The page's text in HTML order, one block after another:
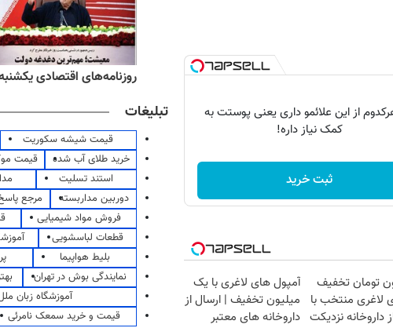
از این علائمو داری یعنی پوستت به
کمک نیاز داره!
ثبت خرید
تومان تخفیف
لاغری منتخب با
داروخانه نزدیکت
آمپول های لاغری با یک
میلیون تخفیف | ارسال از
داروخانه های معتبر
روزنامه‌های ورزشی یکشنبه ۱۸ مرداد ۱۴۰۵ روزنامه‌های اقتصادی یکشنبه ۱۸ مرداد
تبلیغات
قیمت شیشه سکوریت
خرید طلای آب شده
قیمت
استند تسلیت
دوربین مداربسته
مرجع
فروش مواد شیمیایی
قطعات لباسشویی
بلیط هواپیما
نمایندگی بوش در تهران
آموزشگاه زبان
قیمت و خرید سمعک نامرئی